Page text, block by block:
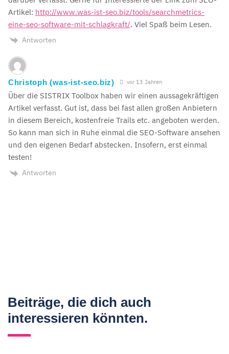
Artikel: http://www.was-ist-seo.biz/tools/searchmetrics-
eine-seo-software-mit-schlagkraft/. Viel Spaß beim Lesen.
Antworten
Christoph (was-ist-seo.biz) vor 13 Jahren
Über die SISTRIX Toolbox haben wir einen aussagekräftigen
Artikel verfasst. Gut ist, dass bei fast allen großen Anbietern
in diesem Bereich, kostenfreie Trails etc. angeboten werden.
So kann man sich in Ruhe einmal die SEO-Software ansehen
und den eigenen Bedarf abstecken. Insofern, erst einmal
testen!
Antworten
Beiträge, die dich auch
interessieren könnten.